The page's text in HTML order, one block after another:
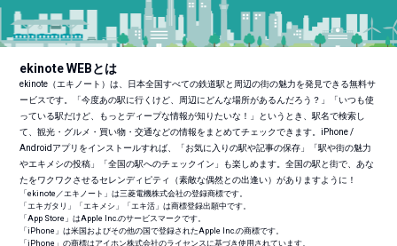
ekinote WEBとは
ekinote（エキノート）は、日本全国すべての鉄道駅と周辺の街の魅力を発見できる無料サ
ービスです。「今度あの駅に行くけど、周辺にどんな場所があるんだろう？」「いつも使
っている駅だけど、もっとディープな情報が知りたいな！」というとき、駅名で検索し
て、観光・グルメ・買い物・交通などの情報をまとめてチェックできます。iPhone /
Androidアプリをインストールすれば、「お気に入りの駅や記事の保存」「駅や街の魅力
やエキメシの投稿」「全国の駅へのチェックイン」も楽しめます。全国の駅と街で、あな
たをワクワクさせるセレンディピティ（素敵な偶然との出逢い）がありますように！
「ekinote／エキノート」は三菱電機株式会社の登録商標です。
「エキガタリ」「エキメシ」「エキ活」は商標登録出願中です。
「App Store」はApple Inc.のサービスマークです。
「iPhone」は米国およびその他の国で登録されたApple Inc.の商標です。
「iPhone」の商標はアイホン株式会社のライセンスに基づき使用されています。